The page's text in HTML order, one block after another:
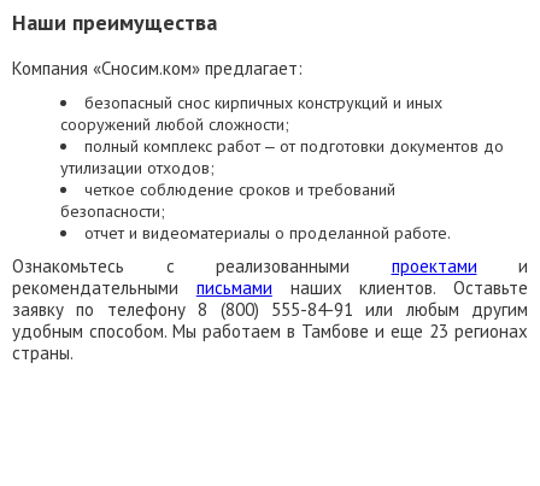
Наши преимущества
Компания «Сносим.ком» предлагает:
безопасный снос кирпичных конструкций и иных
сооружений любой сложности;
полный комплекс работ ‒ от подготовки документов до
утилизации отходов;
четкое соблюдение сроков и требований
безопасности;
отчет и видеоматериалы о проделанной работе.
Ознакомьтесь с реализованными проектами и
рекомендательными письмами наших клиентов. Оставьте
заявку по телефону 8 (800) 555-84-91 или любым другим
удобным способом. Мы работаем в Тамбове и еще 23 регионах
страны.